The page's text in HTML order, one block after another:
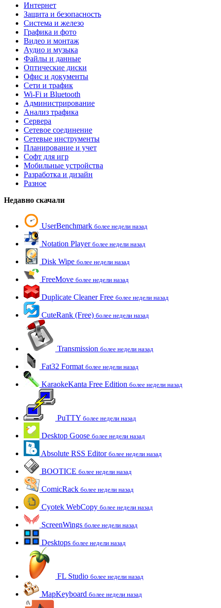
Интернет
Защита и безопасность
Система и железо
Графика и фото
Видео и монтаж
Аудио и музыка
Файлы и данные
Оптические диски
Офис и документы
Сети и трафик
Wi-Fi и Bluetooth
Администрирование
Анализ трафика
Сервера
Сетевое соединение
Сетевые инструменты
Планирование и учет
Софт для игр
Мобильные устройства
Разработка и дизайн
Разное
Недавно скачали
UserBenchmark более недели назад
Notation Player более недели назад
Disk Wipe более недели назад
FreeMove более недели назад
Duplicate Cleaner Free более недели назад
CuteRank (Free) более недели назад
Transmission более недели назад
Fat32 Format более недели назад
KaraokeKanta Free Edition более недели назад
PuTTY более недели назад
Desktop Goose более недели назад
Absolute RSS Editor более недели назад
BOOTICE более недели назад
ComicRack более недели назад
Cyotek WebCopy более недели назад
ScreenWings более недели назад
Desktops более недели назад
FL Studio более недели назад
MapKeyboard более недели назад